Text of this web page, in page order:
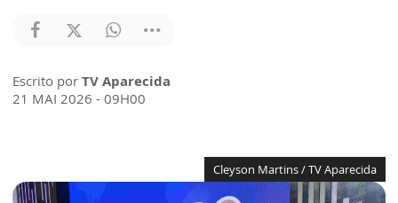
Escrito por TV Aparecida
21 MAI 2026 - 09H00
Cleyson Martins / TV Aparecida